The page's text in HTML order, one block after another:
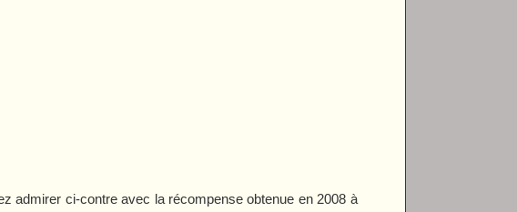
admirer ci-contre avec la récompense obtenue en 2008 à